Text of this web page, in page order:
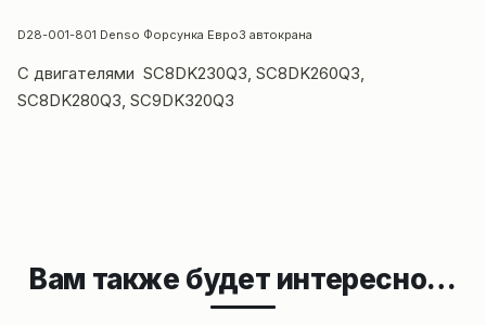
D28-001-801 Denso Форсунка Евро3 автокрана
С двигателями SC8DK230Q3, SC8DK260Q3,
SC8DK280Q3, SC9DK320Q3
Вам также будет интересно…